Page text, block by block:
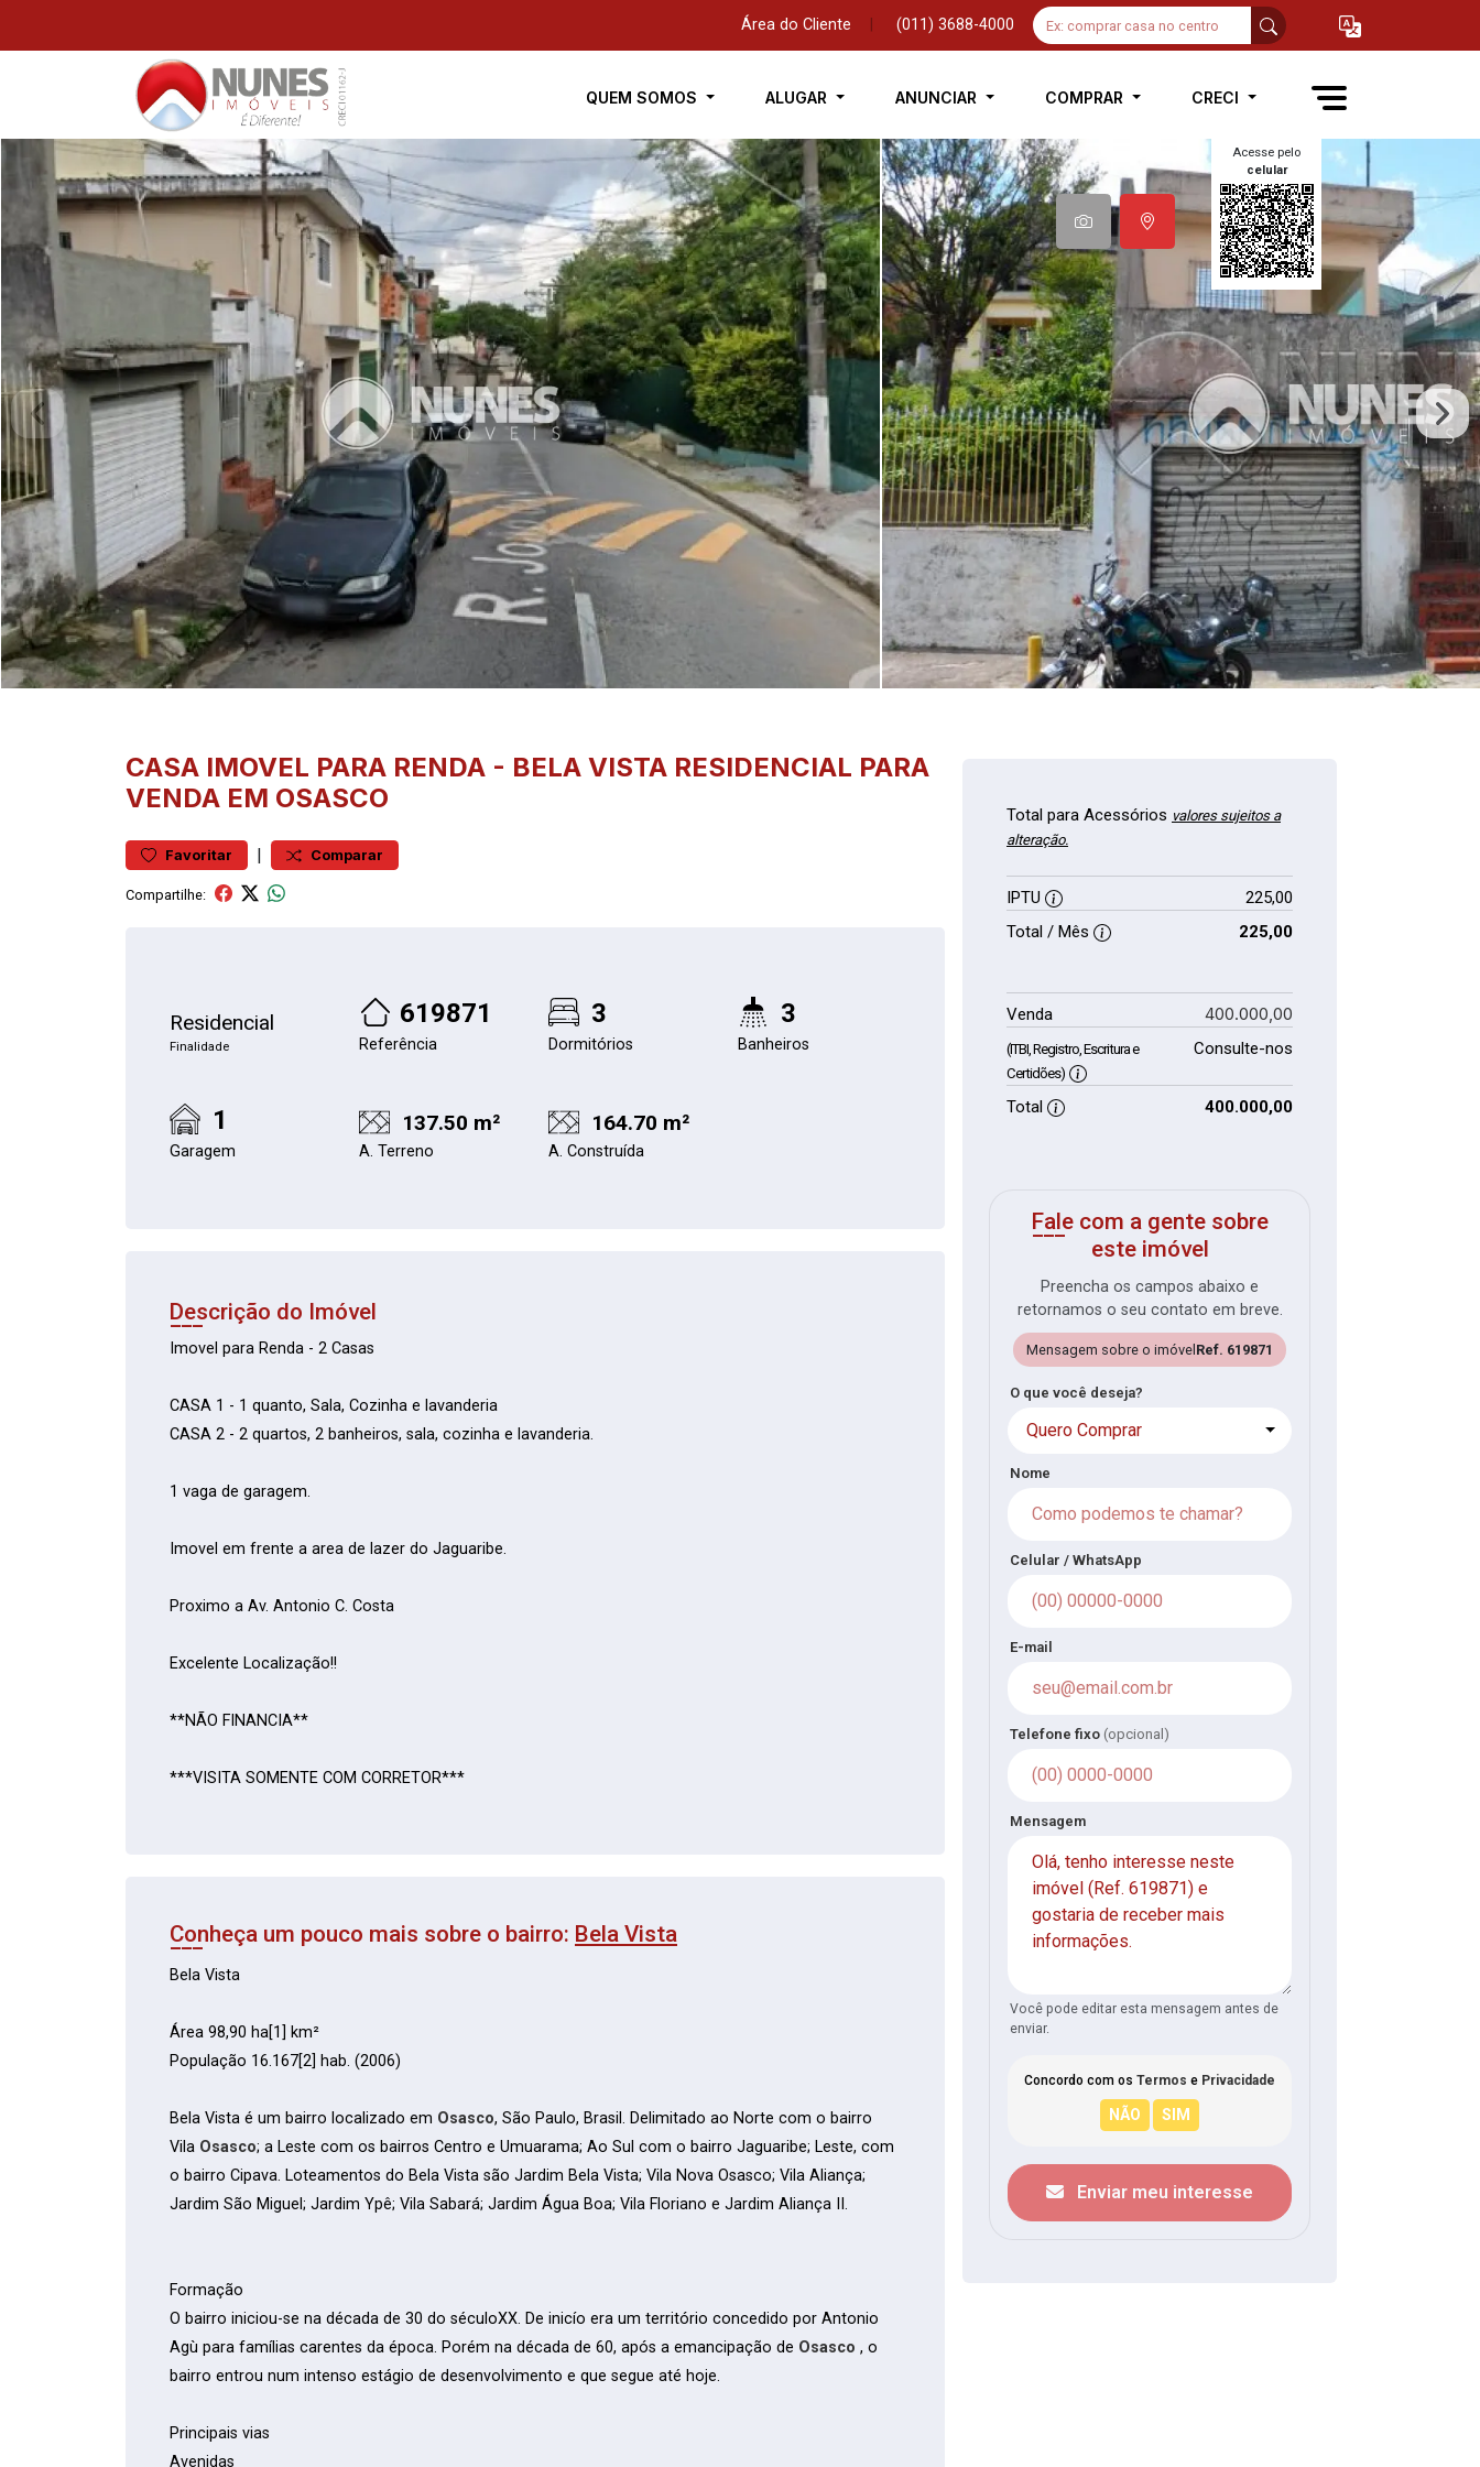
Área do Cliente (011) 3688-4000
QUEM SOMOS ALUGAR ANUNCIAR COMPRAR CRECI
Acesse pelo
celular
CASA IMOVEL PARA RENDA - BELA VISTA RESIDENCIAL PARA
VENDA EM OSASCO
Favoritar | Comparar
Compartilhe:
Residencial
Finalidade
619871
Referência
3
Dormitórios
3
Banheiros
1
Garagem
137.50 m²
A. Terreno
164.70 m²
A. Construída
Descrição do Imóvel
Imovel para Renda - 2 Casas
CASA 1 - 1 quanto, Sala, Cozinha e lavanderia
CASA 2 - 2 quartos, 2 banheiros, sala, cozinha e lavanderia.
1 vaga de garagem.
Imovel em frente a area de lazer do Jaguaribe.
Proximo a Av. Antonio C. Costa
Excelente Localização!!
**NÃO FINANCIA**
***VISITA SOMENTE COM CORRETOR***
Conheça um pouco mais sobre o bairro: Bela Vista
Bela Vista
Área 98,90 ha[1] km²
População 16.167[2] hab. (2006)
Bela Vista é um bairro localizado em Osasco, São Paulo, Brasil. Delimitado ao Norte com o bairro
Vila Osasco; a Leste com os bairros Centro e Umuarama; Ao Sul com o bairro Jaguaribe; Leste, com
o bairro Cipava. Loteamentos do Bela Vista são Jardim Bela Vista; Vila Nova Osasco; Vila Aliança;
Jardim São Miguel; Jardim Ypê; Vila Sabará; Jardim Água Boa; Vila Floriano e Jardim Aliança II.
Formação
O bairro iniciou-se na década de 30 do séculoXX. De inicío era um território concedido por Antonio
Agù para famílias carentes da época. Porém na década de 60, após a emancipação de Osasco , o
bairro entrou num intenso estágio de desenvolvimento e que segue até hoje.
Principais vias
Avenidas
Total para Acessórios valores sujeitos a
alteração.
IPTU
225,00
Total / Mês
225,00
Venda 400.000,00
(ITBI, Registro, Escritura e
Certidões)
Consulte-nos
Total 400.000,00
Fale com a gente sobre
este imóvel
Preencha os campos abaixo e
retornamos o seu contato em breve.
Mensagem sobre o imóvel Ref. 619871
O que você deseja?
Quero Comprar
Nome
Celular / WhatsApp
E-mail
Telefone fixo (opcional)
Mensagem
Você pode editar esta mensagem antes de
enviar.
Concordo com os Termos e Privacidade
Enviar meu interesse